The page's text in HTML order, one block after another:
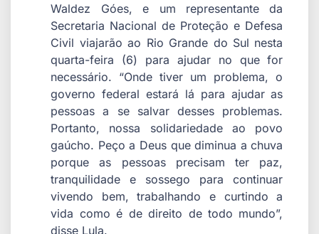
Waldez Góes, e um representante da
Secretaria Nacional de Proteção e Defesa
Civil viajarão ao Rio Grande do Sul nesta
quarta-feira (6) para ajudar no que for
necessário. “Onde tiver um problema, o
governo federal estará lá para ajudar as
pessoas a se salvar desses problemas.
Portanto, nossa solidariedade ao povo
gaúcho. Peço a Deus que diminua a chuva
porque as pessoas precisam ter paz,
tranquilidade e sossego para continuar
vivendo bem, trabalhando e curtindo a
vida como é de direito de todo mundo”,
disse Lula.